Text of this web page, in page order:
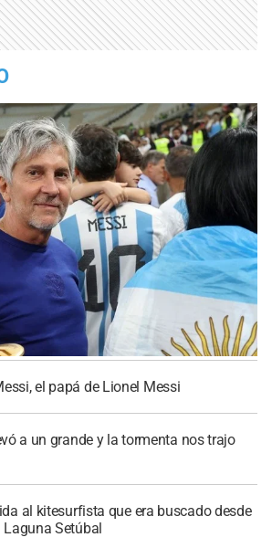
el papá de Lionel Messi
a un grande y la tormenta nos trajo
al kitesurfista que era buscado desde
Laguna Setúbal